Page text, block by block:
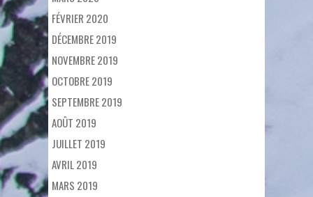
FÉVRIER 2020
DÉCEMBRE 2019
NOVEMBRE 2019
OCTOBRE 2019
SEPTEMBRE 2019
AOÛT 2019
JUILLET 2019
AVRIL 2019
MARS 2019